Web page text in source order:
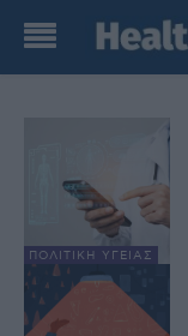
ΠΟΛΙΤΙΚΉ ΥΓΕΊΑΣ